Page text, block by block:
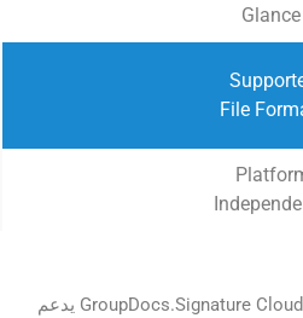
Glance
File
يدعم GroupDocs.Signature Cloud التوقيع الإلكتروني لعدد من